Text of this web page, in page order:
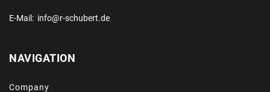
E-Mail: info@r-schubert.de
NAVIGATION
Company